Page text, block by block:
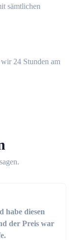
sämtlichen
24 Stunden am
habe diesen
der Preis war